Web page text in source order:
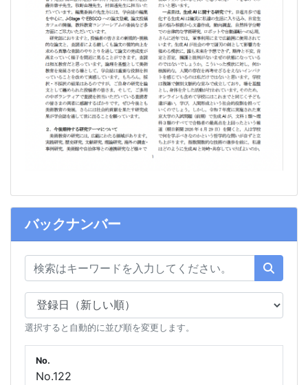
バックナンバー
選択すると自動的に並び順を変更します。
No.
No.122